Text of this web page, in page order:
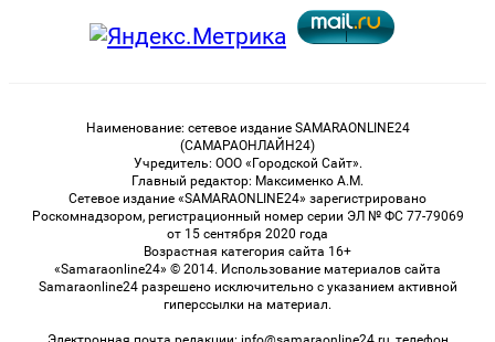
Наименование: сетевое издание SAMARAONLINE24
(САМАРАОНЛАЙН24)
Учредитель: ООО «Городской Сайт».
Главный редактор: Максименко А.М.
Сетевое издание «SAMARAONLINE24» зарегистрировано
Роскомнадзором, регистрационный номер серии ЭЛ № ФС 77-79069
от 15 сентября 2020 года
Возрастная категория сайта 16+
«Samaraonline24» © 2014. Использование материалов сайта
Samaraonline24 разрешено исключительно с указанием активной
гиперссылки на материал.